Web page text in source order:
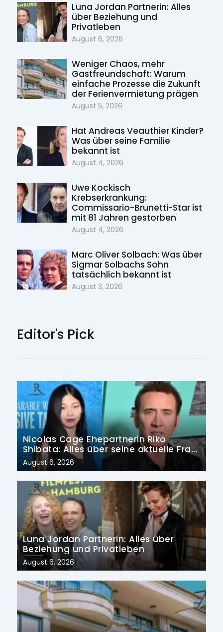
Luna Jordan Partnerin: Alles
über Beziehung und
Privatleben
August 6, 2026
Weniger Chaos, mehr
Gastfreundschaft: Warum
einfache Prozesse die Zukunft
der Ferienvermietung prägen
August 5, 2026
Hat Andreas Veauthier Kinder?
Was über seine Familie
bekannt ist
August 4, 2026
Uwe Kockisch
Krebserkrankung:
Commissario-Brunetti-Star ist
mit 81 Jahren gestorben
August 4, 2026
Marc Oliver Solbach: Was über
Sigmar Solbachs Sohn
tatsächlich bekannt ist
August 3, 2026
Editor's Pick
Nicolas Cage Ehepartnerin Riko
Shibata: Alles über seine aktuelle Frau
und früheren Ehen
Posted
on
August 6, 2026
Luna Jordan Partnerin: Alles über
Beziehung und Privatleben
Posted
on
August 6, 2026